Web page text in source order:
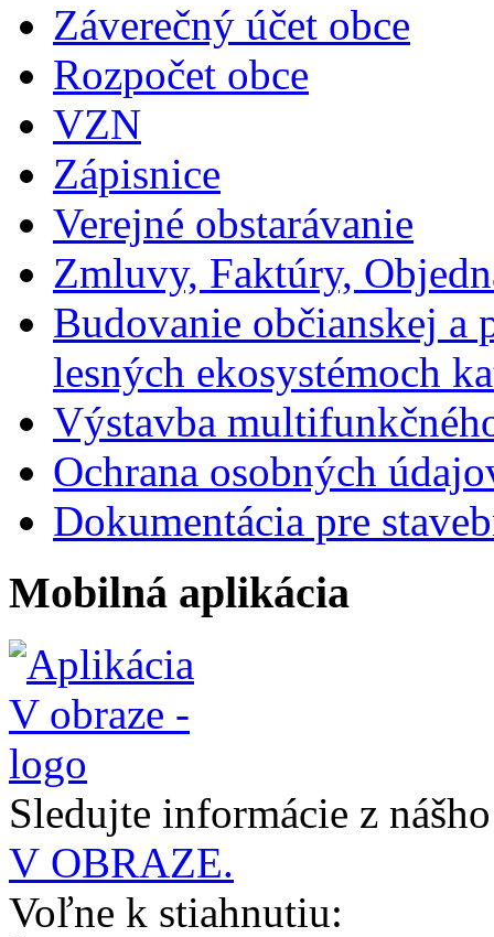
Záverečný účet obce
Rozpočet obce
VZN
Zápisnice
Verejné obstarávanie
Zmluvy, Faktúry,
Budovanie občianskej a
lesných ekosystémoch
Výstavba
Ochrana osobných
Dokumentácia pre
Mobilná aplikácia
Sledujte informácie z
V OBRAZE.
Voľne k stiahnutiu: